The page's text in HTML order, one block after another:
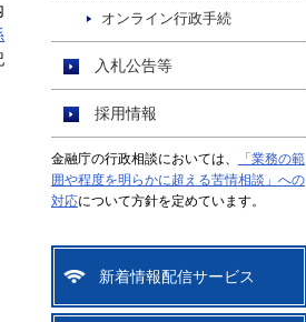
オンライン行政手続
入札公告等
採用情報
金融庁の行政相談においては、
「業務の範
囲や程度を明らかに超える苦情相談」への
対応について方針を定めています。
新着情報配信サービス